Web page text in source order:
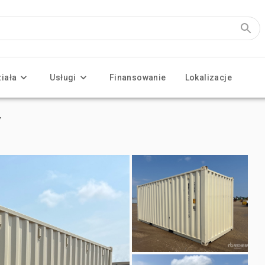
Usługi Finansowanie Lokalizacje